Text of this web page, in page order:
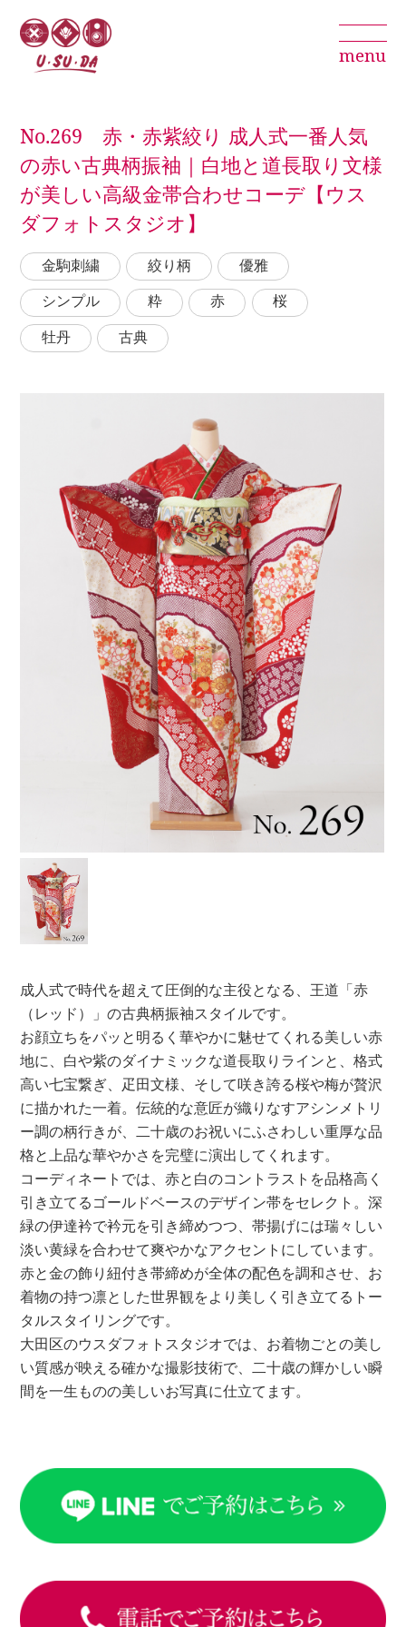
menu
No.269 赤・赤紫絞り 成人式一番人気
の赤い古典柄振袖｜白地と道長取り文様
が美しい高級金帯合わせコーデ【ウス
ダフォトスタジオ】
金駒刺繍 絞り柄
優雅
シンプル
粋 赤
桜
牡丹
古典
成人式で時代を超えて圧倒的な主役となる、王道「赤
（レッド）」の古典柄振袖スタイルです。
お顔立ちをパッと明るく華やかに魅せてくれる美しい赤
地に、白や紫のダイナミックな道長取りラインと、格式
高い七宝繋ぎ、疋田文様、そして咲き誇る桜や梅が贅沢
に描かれた一着。伝統的な意匠が織りなすアシンメトリ
ー調の柄行きが、二十歳のお祝いにふさわしい重厚な品
格と上品な華やかさを完璧に演出してくれます。
コーディネートでは、赤と白のコントラストを品格高く
引き立てるゴールドベースのデザイン帯をセレクト。深
緑の伊達衿で衿元を引き締めつつ、帯揚げには瑞々しい
淡い黄緑を合わせて爽やかなアクセントにしています。
赤と金の飾り紐付き帯締めが全体の配色を調和させ、お
着物の持つ凛とした世界観をより美しく引き立てるトー
タルスタイリングです。
大田区のウスダフォトスタジオでは、お着物ごとの美し
い質感が映える確かな撮影技術で、二十歳の輝かしい瞬
間を一生ものの美しいお写真に仕立てます。